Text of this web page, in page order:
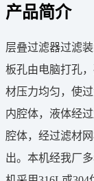
产品简介
层叠过滤器过滤
板孔由电脑打孔
材压力均匀，使
内腔体，液体经
腔体，经过滤材
出。本机经我厂